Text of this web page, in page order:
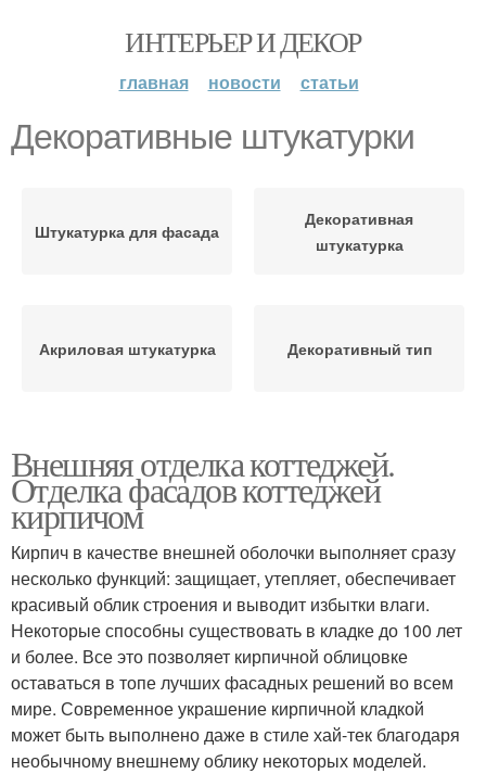
ИНТЕРЬЕР И ДЕКОР
главная новости статьи
Декоративные штукатурки
Штукатурка для фасада
Декоративная
штукатурка
Акриловая штукатурка Декоративный тип
Внешняя отделка коттеджей.
Отделка фасадов коттеджей
кирпичом
Кирпич в качестве внешней оболочки выполняет сразу
несколько функций: защищает, утепляет, обеспечивает
красивый облик строения и выводит избытки влаги.
Некоторые способны существовать в кладке до 100 лет
и более. Все это позволяет кирпичной облицовке
оставаться в топе лучших фасадных решений во всем
мире. Современное украшение кирпичной кладкой
может быть выполнено даже в стиле хай-тек благодаря
необычному внешнему облику некоторых моделей.